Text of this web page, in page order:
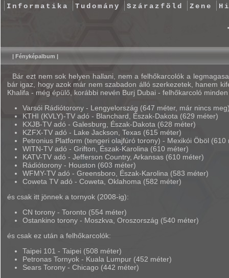
Informatika Tudomány Szárazföld Zene
| Fényképalbum |
Bár ezt nem sok helyen hallani, nem a felhőkarcolók a
bár igaz, hogy azok már nem szabadon álló szerkezetek, hanem
Khalifa - még épülő, korábbi nevén Burj Dubai - felhőkarcoló
Varsói Rádiótorony - Lengyelország (647 méter, már nincs
KTHI (KVLY)-TV adó - Blanchard, Észak-Dakota (629 méter)
KXJB-TV adó - Galesburg, Észak-Dakota (628 méter)
KZFX-TV adó - Lake Jackson, Texas (615 méter)
Petronius Platform (tengeri olajfúró torony) - Mexikói Öböl (610
WITN-TV adó - Grifton, Észak-Karolina (610 méter)
KATV-TV adó - Jefferson Country, Arkansas (610 méter)
Rádiótorony - Houston (603 méter)
WFMY-TV adó - Greensboro, Észak-Karolina (583 méter)
Coweta TV adó - Coweta, Oklahoma (582 méter)
és csak itt jönnek a tornyok (2008-ig):
CN torony - Toronto (554 méter)
Ostankino torony - Moszkva, Oroszország (540 méter)
és csak ez után a felhőkarcolók:
Taipei 101 - Taipei (508 méter)
Petronas Tornyok - Kuala Lumpur (452 méter)
Sears Torony - Chicago (442 méter)